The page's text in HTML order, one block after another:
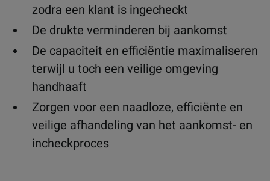
zodra een klant is ingecheckt
De drukte verminderen bij aankomst
De capaciteit en efficiëntie maximaliseren
terwijl u toch een veilige omgeving
handhaaft
Zorgen voor een naadloze, efficiënte en
veilige afhandeling van het aankomst- en
incheckproces